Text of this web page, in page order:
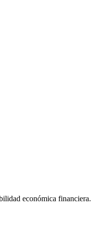
económica financiera.